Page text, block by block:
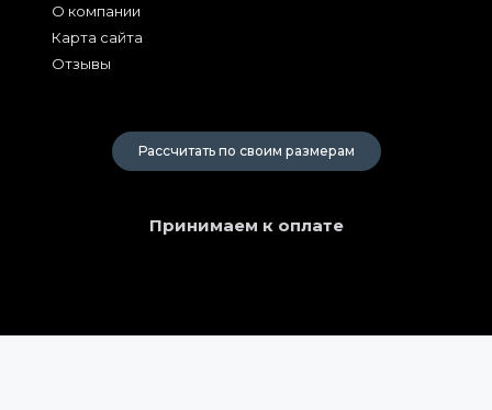
О компании
Карта сайта
Отзывы
Рассчитать по своим размерам
Принимаем к оплате